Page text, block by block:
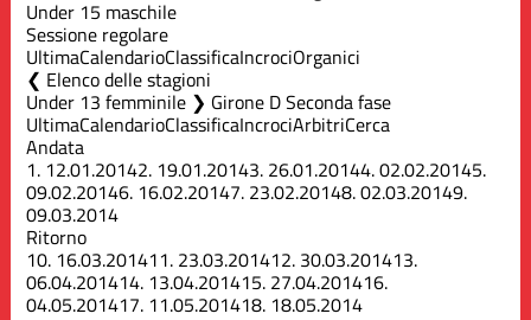
Under 15 maschile
Sessione regolare
UltimaCalendarioClassificaIncrociOrganici
Elenco delle stagioni
Under 13 femminile ❯ Girone D Seconda fase
UltimaCalendarioClassificaIncrociArbitriCerca
Andata
1. 12.01.20142. 19.01.20143. 26.01.20144.02.02.20145.
09.02.20146. 16.02.20147. 23.02.20148.02.03.20149.
09.03.2014
Ritorno
10. 16.03.201411. 23.03.201412. 30.03.201413.
06.04.201414. 13.04.201415. 27.04.201416.
04.05.201417. 11.05.201418. 18.05.2014